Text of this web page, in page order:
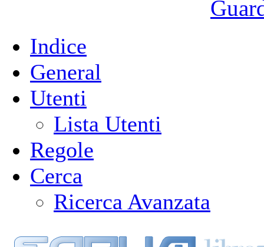
Indice
General
Utenti
Lista Utenti
Regole
Cerca
Ricerca Avanzata